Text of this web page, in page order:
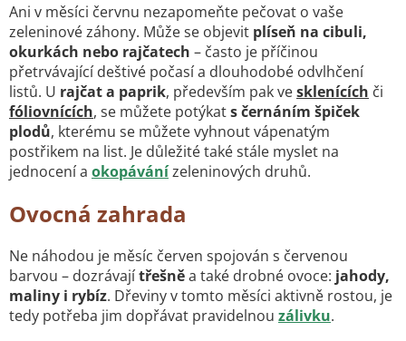
Ani v měsíci červnu nezapomeňte pečovat o vaše
zeleninové záhony. Může se objevit plíseň na cibuli,
okurkách nebo rajčatech – často je příčinou
přetrvávající deštivé počasí a dlouhodobé odvlhčení
listů. U rajčat a paprik, především pak vesklenících či
fóliovnících, se můžete potýkats černáním špiček
plodů, kterému se můžete vyhnout vápenatým
postřikem na list. Je důležité také stále myslet na
jednocení a okopávánízeleninových druhů.
Ovocná zahrada
Ne náhodou je měsíc červen spojován s červenou
barvou – dozrávajítřešněa také drobné ovoce: jahody,
maliny i rybíz. Dřeviny v tomto měsíci aktivně rostou, je
tedy potřeba jim dopřávat pravidelnou zálivku.